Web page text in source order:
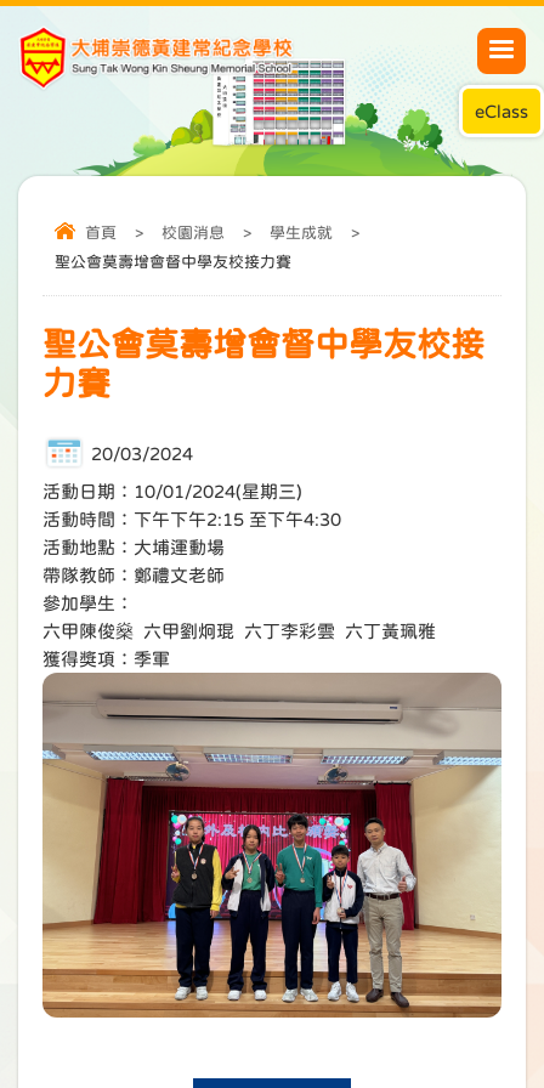
eClass
首頁 > 校園消息 > 學生成就
>
聖公會莫壽增會督中學友校接力賽
聖公會莫壽增會督中學友校接
力賽
20/03/2024
活動日期：10/01/2024(星期三)
活動時間：下午下午2:15 至下午4:30
活動地點：大埔運動場
帶隊教師：鄭禮文老師
參加學生：
六甲陳俊燊 六甲劉炯琨 六丁李彩雲 六丁黃珮雅
獲得獎項：季軍